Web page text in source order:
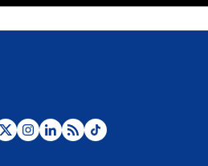
Posesión de Abelardo De La Espriella